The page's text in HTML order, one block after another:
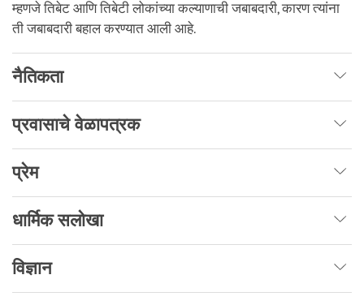
म्हणजे तिबेट आणि तिबेटी लोकांच्या कल्याणाची जबाबदारी, कारण त्यांना
ती जबाबदारी बहाल करण्यात आली आहे.
नैतिकता
प्रवासाचे वेळापत्रक
प्रेम
धार्मिक सलोखा
विज्ञान